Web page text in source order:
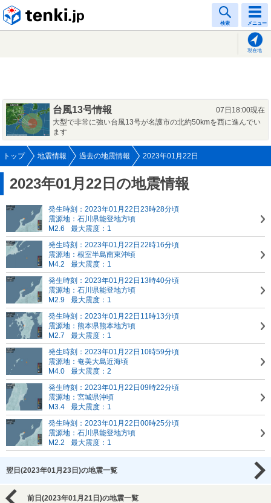
検索 メニュー
現在地
台風13号情報
07日18:00現在
大型で非常に強い台風13号が名護市の北約50kmを西に進んでい
ます
トップ 地震情報 過去の地震情報 2023年01月22日
2023年01月22日の地震情報
発生時刻：2023年01月22日23時28分頃
震源地：石川県能登地方頃
M2.6
最大震度：1
発生時刻：2023年01月22日22時16分頃
震源地：根室半島南東沖頃
M4.2
最大震度：1
発生時刻：2023年01月22日13時40分頃
震源地：石川県能登地方頃
M2.9
最大震度：1
発生時刻：2023年01月22日11時13分頃
震源地：熊本県熊本地方頃
M2.7
最大震度：1
発生時刻：2023年01月22日10時59分頃
震源地：奄美大島近海頃
M4.0
最大震度：2
発生時刻：2023年01月22日09時22分頃
震源地：宮城県沖頃
M3.4
最大震度：1
発生時刻：2023年01月22日00時25分頃
震源地：石川県能登地方頃
M2.2
最大震度：1
翌日(2023年01月23日)の地震一覧
前日(2023年01月21日)の地震一覧